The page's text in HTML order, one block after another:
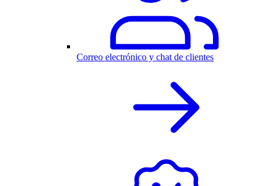
Correo electrónico y chat de clientes